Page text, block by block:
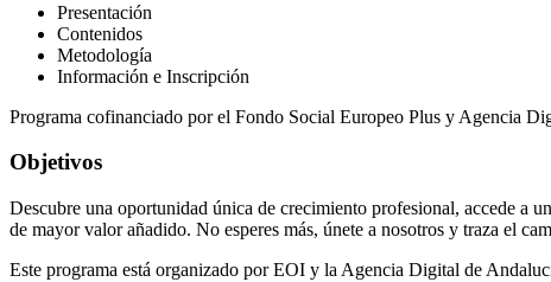
Presentación
Contenidos
Metodología
Información e Inscripción
Programa cofinanciado por el Fondo Social Europeo Plus y Agencia
Objetivos
Descubre una oportunidad única de crecimiento profesional, accede a
de mayor valor añadido. No esperes más, únete a nosotros y traza el
Este programa está organizado por EOI y la Agencia Digital de